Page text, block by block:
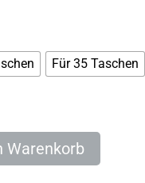
Für 35 Taschen
Warenkorb